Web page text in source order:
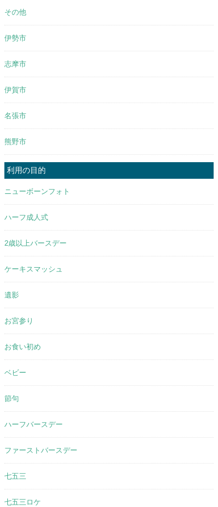
その他
伊勢市
志摩市
伊賀市
名張市
熊野市
利用の目的
ニューボーンフォト
ハーフ成人式
2歳以上バースデー
ケーキスマッシュ
遺影
お宮参り
お食い初め
ベビー
節句
ハーフバースデー
ファーストバースデー
七五三
七五三ロケ